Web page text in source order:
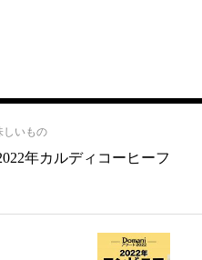
しいもの
年カルディコーヒーフ